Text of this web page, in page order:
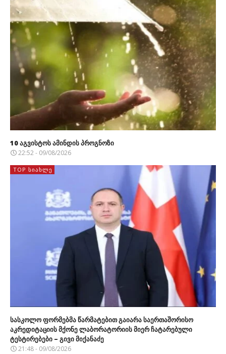
10 აგვისტოს ამინდის პროგნოზი
22:52 - 09/08/2026
TOP ᲡᲘᲐᲮᲚᲔ
სასკოლო ფორმებმა წარმატებით გაიარა საერთაშორისო
აკრედიტაციის მქონე ლაბორატორიის მიერ ჩატარებული
ტესტირებები – გივი მიქანაძე
21:48 - 09/08/2026